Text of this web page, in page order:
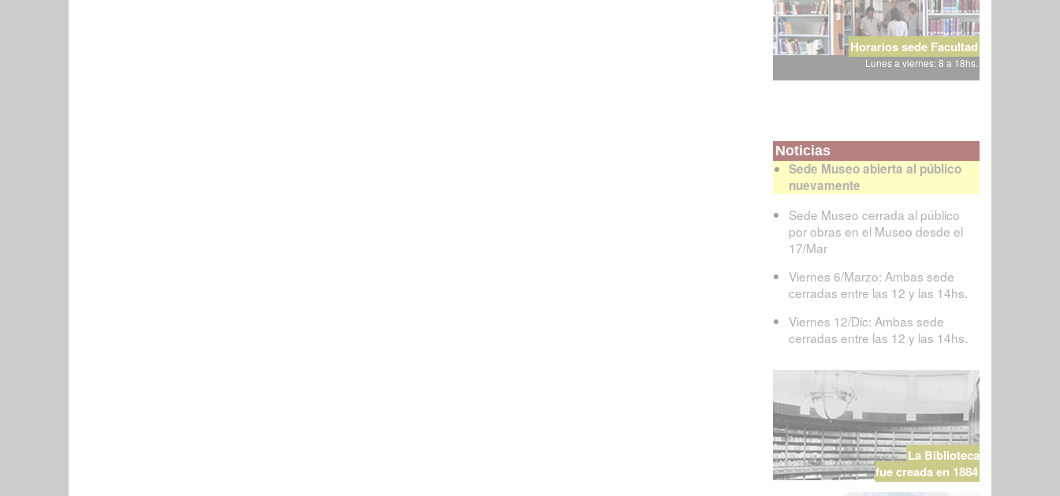
Horarios sede Facultad
Lunes a viernes: 8 a 18hs.
Noticias
Sede Museo abierta al público
nuevamente
Sede Museo cerrada al público
por obras en el Museo desde el
17/Mar
Viernes 6/Marzo: Ambas sede
cerradas entre las 12 y las 14hs.
Viernes 12/Dic: Ambas sede
cerradas entre las 12 y las 14hs.
La Biblioteca
fue creada en 1884